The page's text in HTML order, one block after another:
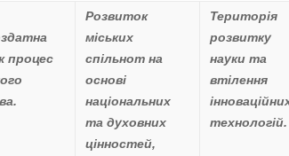
процес
.
Розвиток
міських
спільнот на
основі
національних
та духовних
цінностей,
Територія
розвитку
науки та
втілення
технологій.